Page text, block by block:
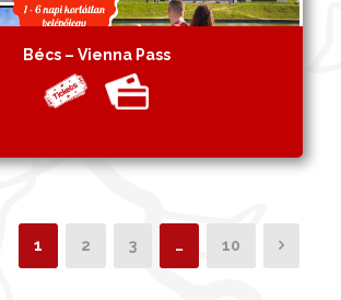
Bécs – Vienna Pass
1 2 3 … 10